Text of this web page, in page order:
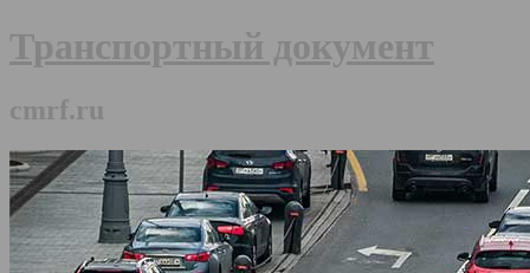
Транспортный документ
cmrf.ru